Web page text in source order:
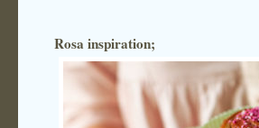
Rosa inspiration;